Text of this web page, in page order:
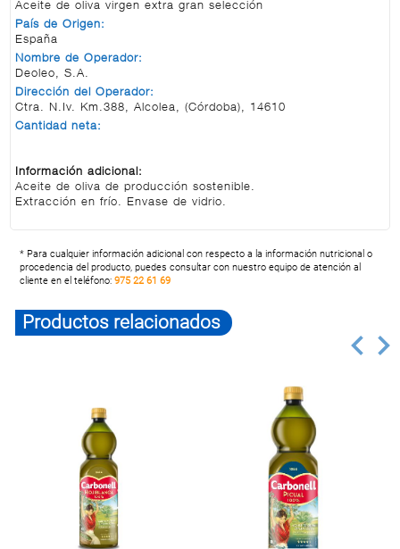
Aceite de oliva virgen extra gran selección
País de Origen:
España
Nombre de Operador:
Deoleo, S.A.
Dirección del Operador:
Ctra. N.Iv. Km.388, Alcolea, (Córdoba), 14610
Cantidad neta:
Información adicional:
Aceite de oliva de producción sostenible.
Extracción en frío. Envase de vidrio.
* Para cualquier información adicional con respecto a la información nutricional o
procedencia del producto, puedes consultar con nuestro equipo de atención al
cliente en el teléfono:975 22 61 69
Productos relacionados